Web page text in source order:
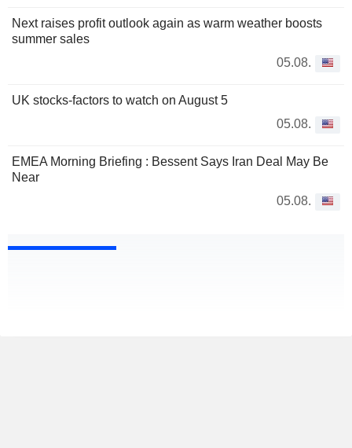
Next raises profit outlook again as warm weather boosts
summer sales
05.08.
UK stocks-factors to watch on August 5
05.08.
EMEA Morning Briefing : Bessent Says Iran Deal May Be
Near
05.08.